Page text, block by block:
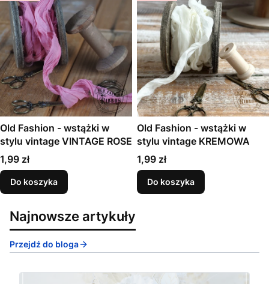
Old Fashion - wstążki w
stylu vintage VINTAGE ROSE
Cena
1,99 zł
Do koszyka
Old Fashion - wstążki w
stylu vintage KREMOWA
Cena
1,99 zł
Do koszyka
Najnowsze artykuły
Przejdź do bloga